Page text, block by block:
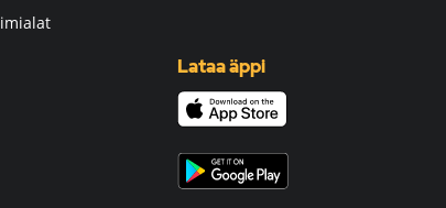
Lataa äppi